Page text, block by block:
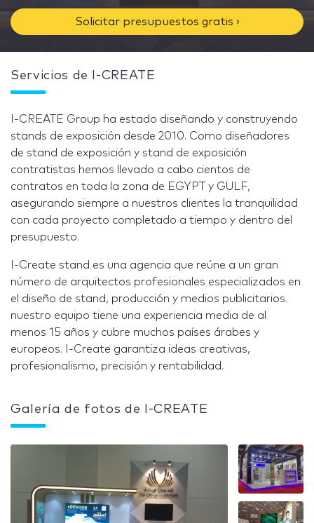
Solicitar presupuestos gratis ›
Servicios de I-CREATE
I-CREATE Group ha estado diseñando y construyendo
stands de exposición desde 2010. Como diseñadores
de stand de exposición y stand de exposición
contratistas hemos llevado a cabo cientos de
contratos en toda la zona de EGYPT y GULF,
asegurando siempre a nuestros clientes la tranquilidad
con cada proyecto completado a tiempo y dentro del
presupuesto.
I-Create stand es una agencia que reúne a un gran
número de arquitectos profesionales especializados en
el diseño de stand, producción y medios publicitarios.
nuestro equipo tiene una experiencia media de al
menos 15 años y cubre muchos países árabes y
europeos. I-Create garantiza ideas creativas,
profesionalismo, precisión y rentabilidad.
Galería de fotos de I-CREATE